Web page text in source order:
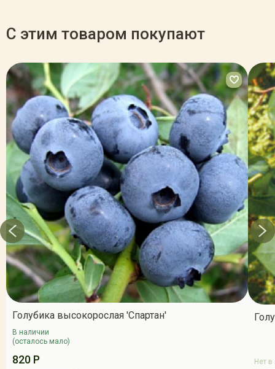
С этим товаром покупают
Голубика высокорослая 'Спартан'
В наличии
(осталось мало)
820 Р Нет